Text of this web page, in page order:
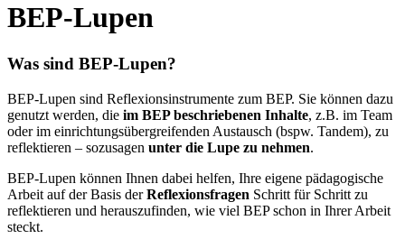
BEP-Lupen
Was sind BEP-Lupen?
BEP-Lupen sind Reflexionsinstrumente zum BEP. Sie können dazu
genutzt werden, die im BEP beschriebenen Inhalte, z.B. im Team
oder im einrichtungsübergreifenden Austausch (bspw. Tandem), zu
reflektieren – sozusagen unter die Lupe zu nehmen.
BEP-Lupen können Ihnen dabei helfen, Ihre eigene pädagogische
Arbeit auf der Basis derReflexionsfragen Schritt für Schritt zu
reflektieren und herauszufinden, wie viel BEP schon in Ihrer Arbeit
steckt.